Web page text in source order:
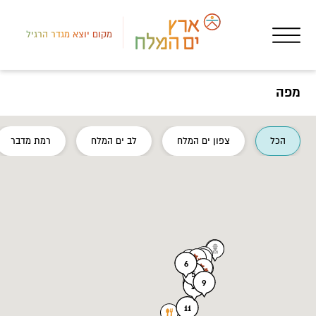
מקום יוצא מגדר הרגיל
מפה
הכל צפון ים המלח לב ים המלח רמת מדבר
11
11
5
6
9